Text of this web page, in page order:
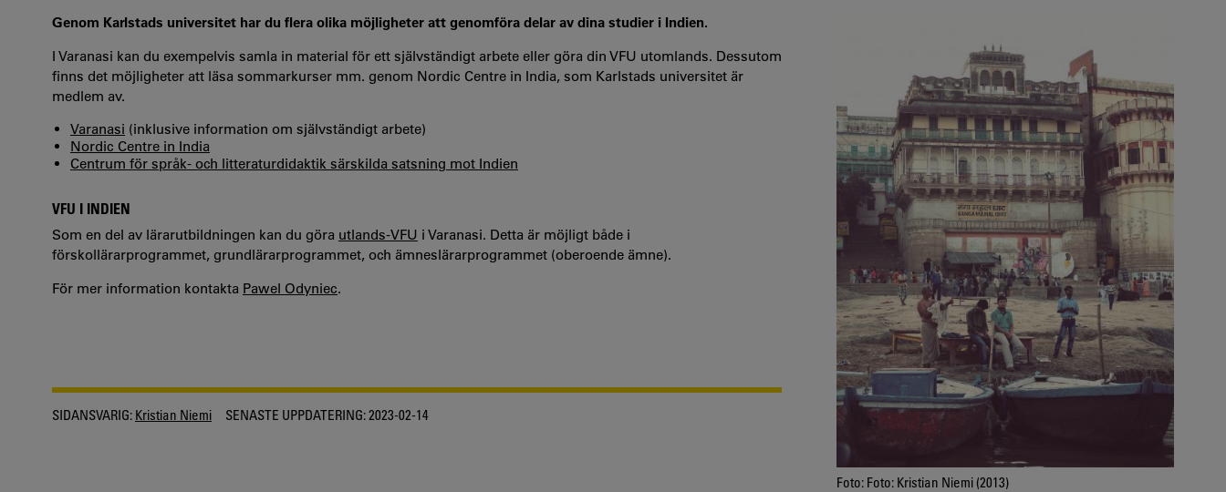
Genom Karlstads universitet har du flera olika möjligheter att genomföra delar av dina studier i Indien.
I Varanasi kan du exempelvis samla in material för ett självständigt arbete eller göra din VFU utomlands. Dessutom
finns det möjligheter att läsa sommarkurser mm. genom Nordic Centre in India, som Karlstads universitet är
medlem av.
Varanasi (inklusive information om självständigt arbete)
Nordic Centre in India
Centrum för språk- och litteraturdidaktik särskilda satsning mot Indien
VFU I INDIEN
Som en del av lärarutbildningen kan du göra utlands-VFU i Varanasi. Detta är möjligt både i
förskollärarprogrammet, grundlärarprogrammet, och ämneslärarprogrammet (oberoende ämne).
För mer information kontakta Pawel Odyniec.
SIDANSVARIG: Kristian Niemi SENASTE UPPDATERING:2023-02-14
Foto: Foto: Kristian Niemi (2013)